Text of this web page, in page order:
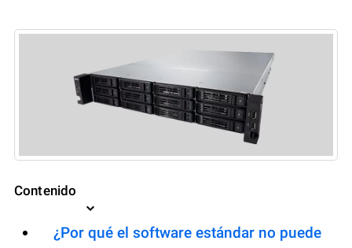
Contenido
¿Por qué el software estándar no puede